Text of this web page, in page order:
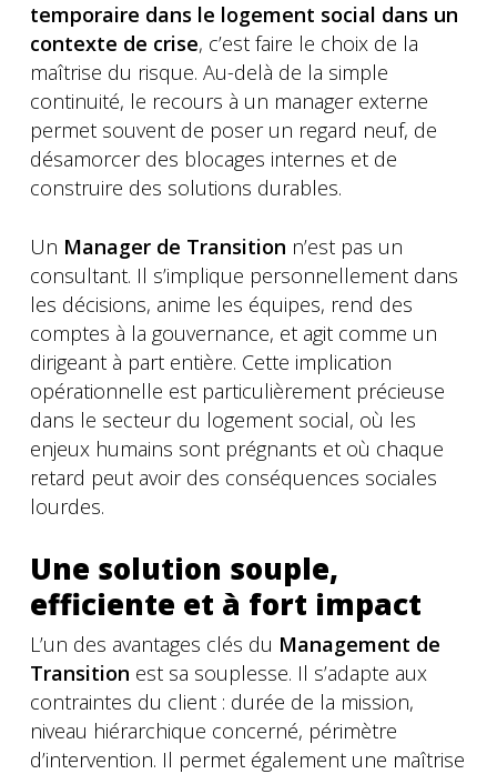
temporaire dans le logement social dans un
contexte de crise, c’est faire le choix de la
maîtrise du risque. Au-delà de la simple
continuité, le recours à un manager externe
permet souvent de poser un regard neuf, de
désamorcer des blocages internes et de
construire des solutions durables.
Un Manager de Transition n’est pas un
consultant. Il s’implique personnellement dans
les décisions, anime les équipes, rend des
comptes à la gouvernance, et agit comme un
dirigeant à part entière. Cette implication
opérationnelle est particulièrement précieuse
dans le secteur du logement social, où les
enjeux humains sont prégnants et où chaque
retard peut avoir des conséquences sociales
lourdes.
Une solution souple,
efficiente et à fort impact
L’un des avantages clés du Management de
Transition est sa souplesse. Il s’adapte aux
contraintes du client : durée de la mission,
niveau hiérarchique concerné, périmètre
d’intervention. Il permet également une maîtrise